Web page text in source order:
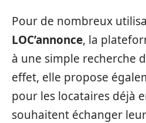
Pour de nombreux
LOC’annonce, la
à une simple recherche
effet, elle propose
pour les locataires déjà
souhaitent échanger